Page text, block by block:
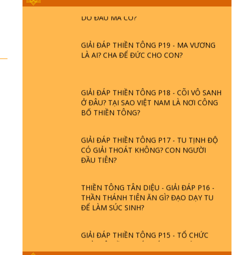
GIẢI ĐÁP THIỀN TÔNG P19 - MA VƯƠNG
LÀ AI? CHA ĐỂ ĐỨC CHO CON?
GIẢI ĐÁP THIỀN TÔNG P18 - CÕI VÔ SANH
Ở ĐÂU? TẠI SAO VIỆT NAM LÀ NƠI CÔNG
BỐ THIỀN TÔNG?
GIẢI ĐÁP THIỀN TÔNG P17 - TU TỊNH ĐỘ
CÓ GIẢI THOÁT KHÔNG? CON NGƯỜI
ĐẦU TIÊN?
THIỀN TÔNG TÂN DIỆU - GIẢI ĐÁP P16 -
THẦN THÁNH TIÊN ĂN GÌ? ĐẠO DẠY TU
ĐỂ LÀM SÚC SINH?
GIẢI ĐÁP THIỀN TÔNG P15 - TỔ CHỨC
LOÀI CÔ HỒN - GIÁO LÝ ĐẠO PHẬT KHI
NÀO XUẤT BẢN